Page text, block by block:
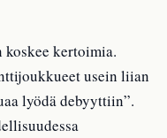
kertoimia.
usein liian
lyödä debyyttiin”.